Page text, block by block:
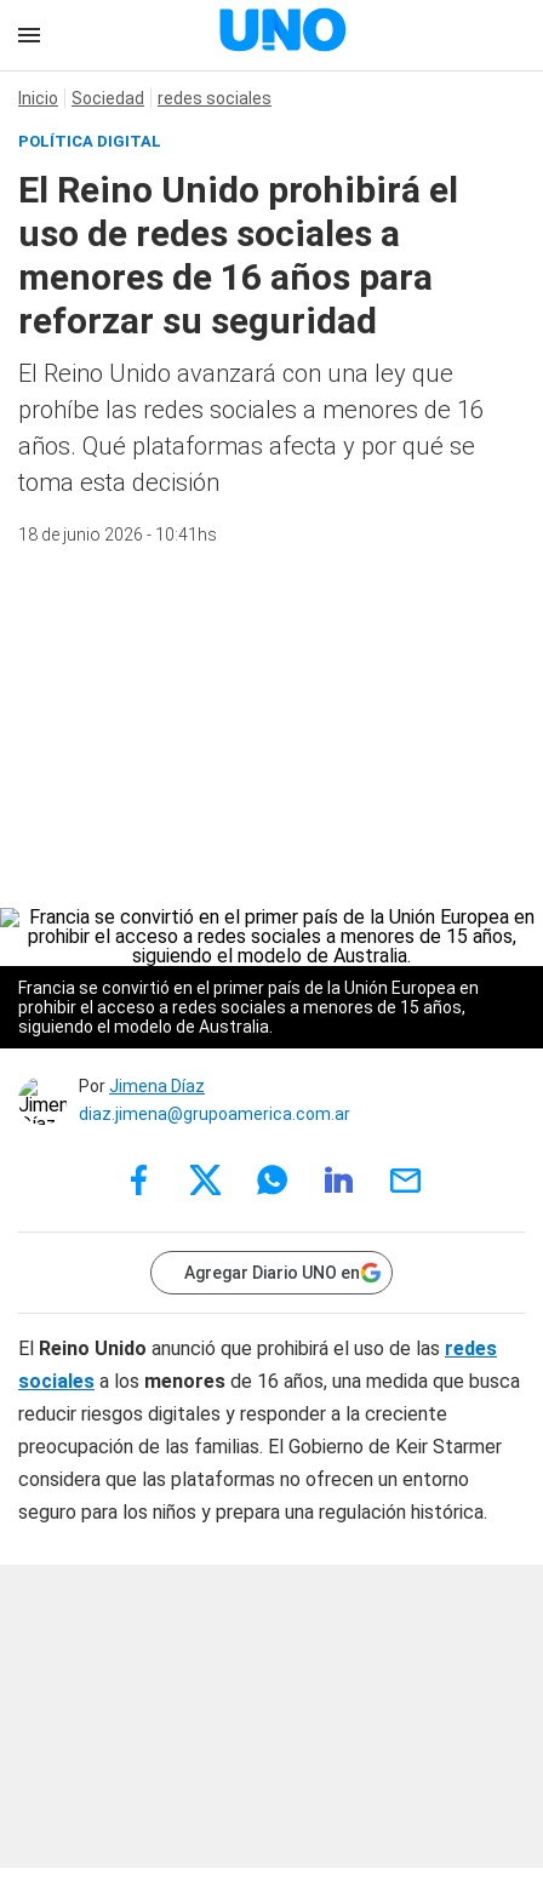
Inicio Sociedad redes sociales
POLÍTICA DIGITAL
El Reino Unido prohibirá el
uso de redes sociales a
menores de 16 años para
reforzar su seguridad
El Reino Unido avanzará con una ley que
prohíbe las redes sociales a menores de 16
años. Qué plataformas afecta y por qué se
toma esta decisión
18 de junio 2026 - 10:41hs
Francia se convirtió en el primer país de la Unión Europea en
prohibir el acceso a redes sociales a menores de 15 años,
siguiendo el modelo de Australia.
PorJimena Díaz
diaz.jimena@grupoamerica.com.ar
Agregar Diario UNO en
El Reino Unido anunció que prohibirá el uso de las redes
sociales a los menores de 16 años, una medida que busca
reducir riesgos digitales y responder a la creciente
preocupación de las familias. El Gobierno de Keir Starmer
considera que las plataformas no ofrecen un entorno
seguro para los niños y prepara una regulación histórica.